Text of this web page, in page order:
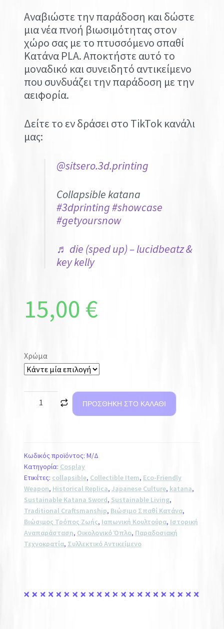
Αναβιώστε την παράδοση και δώστε
μια νέα πνοή βιωσιμότητας στον
χώρο σας με το πτυσσόμενο σπαθί
Κατάνα PLA. Αποκτήστε αυτό το
μοναδικό και συνειδητό αντικείμενο
που συνδυάζει την παράδοση με την
αειφορία.
Δείτε το εν δράσει στο TikTok κανάλι
μας:
@sitsero.3d.printing
Collapsible katana
#3dprinting#showcase
#getyoursnow
♬ die (sped up) – lucidbeatz &
key kelly
15,00 €
Χρώμα
ΠΡΟΣΘΉΚΗ ΣΤΟ ΚΑΛΆΘΙ
Κωδικός προϊόντος: Μ/Δ
Κατηγορία: Cosplay
Ετικέτες: collapsible, Collectible Item, Eco-Friendly
Weapon, Historical Replica, Japanese Culture, katana,
Sustainable Katana Sword, Sustainable Living,
Traditional Craftsmanship, Βιώσιμο Σπαθί Κατάνα,
Βιώσιμος Τρόπος Ζωής, Ιαπωνική Κουλτούρα, Ιστορική
Αναπαράσταση, Οικολογικό Όπλο, Παραδοσιακή
Τεχνοκρατία, Συλλεκτικό Αντικείμενο